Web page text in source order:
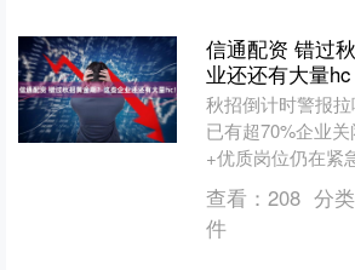
信通配资 错过
业还还有大量hc
秋招倒计时警报拉
已有超70%企业
+优质岗位仍在紧
塔、饿了么、三
出"末班车"机会，
查看： 208 分类
件